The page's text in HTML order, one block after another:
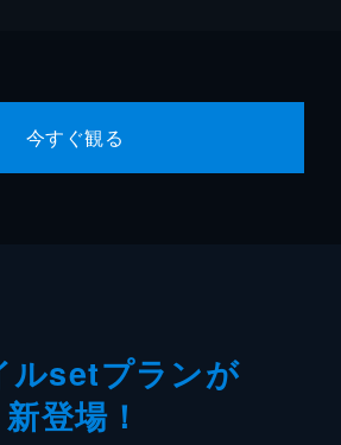
今すぐ観る
ルsetプランが
新登場！